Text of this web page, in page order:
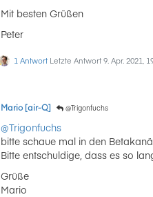
Mit besten Grüßen
Peter
1 Antwort Letzte Antwort 9. Apr. 2021,
Mario [air-Q] @Trigonfuchs
@Trigonfuchs
bitte schaue mal in den
Bitte entschuldige, dass es so
Grüße
Mario